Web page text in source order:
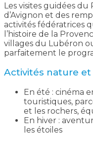
Les visites guidées du
d’Avignon et des
activités fédératrices
l’histoire de la
villages du Lubéron
parfaitement le
Activités nature
En été : cinéma
touristiques,
et les rochers,
En hiver :
les étoiles